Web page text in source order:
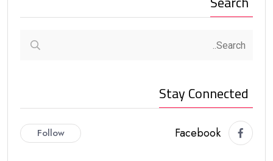
Stay Connected
Facebook
Follow